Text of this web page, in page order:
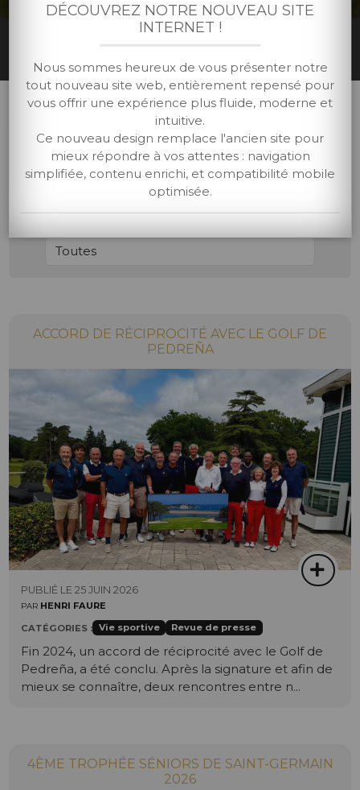
VIE DU CLUB
Vie du Club
FILTRES
NOUS SUIVRE SUR
ACCORD DE RÉCIPROCITÉ AVEC LE GOLF DE
PEDREÑA
PUBLIÉ LE 25 JUIN 2026
PAR HENRI FAURE
CATÉGORIES : Vie sportive Revue de presse
Fin 2024, un accord de réciprocité avec le Golf de
Pedreña, a été conclu. Après la signature et afin de
mieux se connaître, deux rencontres entre n...
4ÈME TROPHÉE SÉNIORS DE SAINT-GERMAIN
2026
DÉCOUVREZ NOTRE NOUVEAU SITE
INTERNET !
Nous sommes heureux de vous présenter notre
tout nouveau site web, entièrement repensé pour
vous offrir une expérience plus fluide, moderne et
intuitive.
Ce nouveau design remplace l'ancien site pour
mieux répondre à vos attentes : navigation
simplifiée, contenu enrichi, et compatibilité mobile
optimisée.